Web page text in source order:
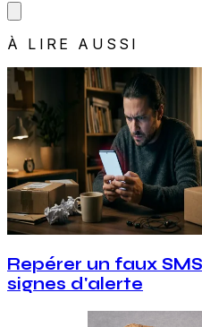
À LIRE AUSSI
Repérer un faux
signes d'alerte